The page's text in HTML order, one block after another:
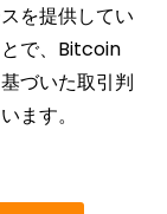
を提供してい
で、Bitcoin
づいた取引判
ます。